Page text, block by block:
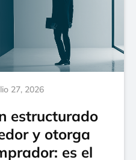
27, 2026
estructurado
y otorga
es el